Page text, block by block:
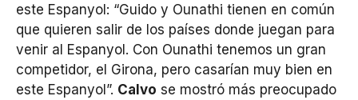
este Espanyol: “Guido y Ounathi tienen en común
que quieren salir de los países donde juegan para
venir al Espanyol. Con Ounathi tenemos un gran
competidor, el Girona, pero casarían muy bien en
este Espanyol”. Calvo se mostró más preocupado